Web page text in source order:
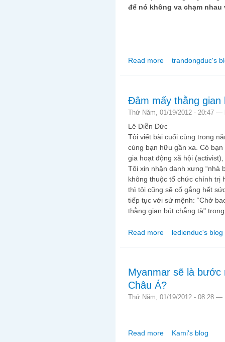
để nó không va chạm
Read more about Nhâm Thìn là
trandongduc's
Đâm mấy thằng gian
Thứ Năm, 01/19/2012 - 20:47 —
Lê Diễn Đức
Tôi viết bài cuối cùng trong
cùng bạn hữu gần xa. Có
gia hoạt động xã hội
Tôi xin nhận danh xưng “nhà
không thuộc tổ chức chính trị
thì tôi cũng sẽ cố gắng hết
tiếp tục với sứ mệnh: “Chở
thằng gian bút chẳng tà"
Read more about Đâm mấy
ledienduc's blog
Myanmar sẽ là
Châu Á?
Thứ Năm, 01/19/2012 - 08:28 —
Read more about Myanmar sẽ
Kami's blog